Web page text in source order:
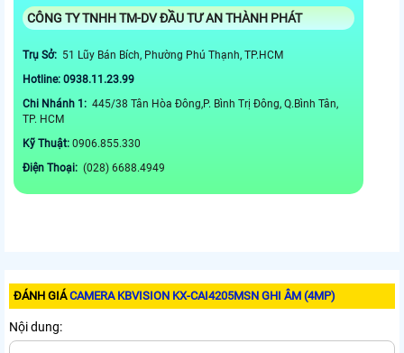
CÔNG TY TNHH TM-DV ĐẦU TƯ AN THÀNH PHÁT
Trụ Sở: 51 Lũy Bán Bích, Phường Phú Thạnh, TP.HCM
Hotline: 0938.11.23.99
Chi Nhánh 1: 445/38 Tân Hòa Đông,P. Bình Trị Đông, Q.Bình Tân,
TP. HCM
Kỹ Thuật: 0906.855.330
Điện Thoại: (028) 6688.4949
ĐÁNH GIÁCAMERA KBVISION KX-CAI4205MSN GHI ÂM (4MP)
Nội dung: